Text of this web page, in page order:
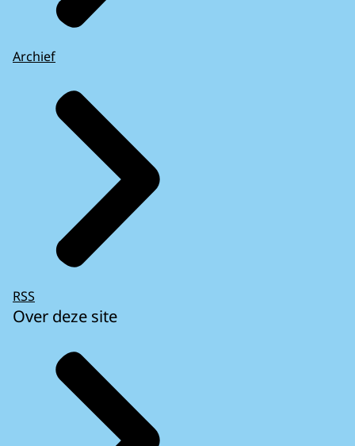
Archief
RSS
Over deze site